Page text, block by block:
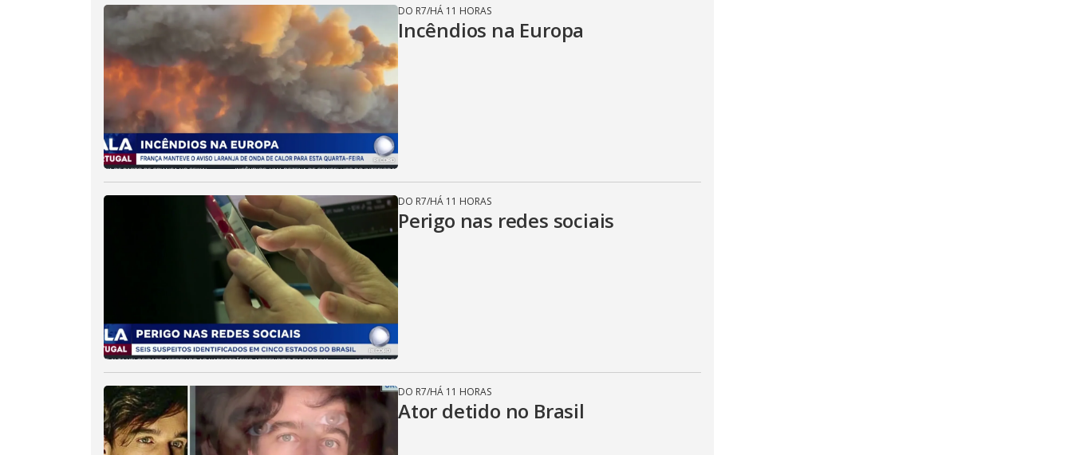
DO R7/HÁ 11 HORAS
Incêndios na Europa
DO R7/HÁ 11 HORAS
Perigo nas redes sociais
DO R7/HÁ 11 HORAS
Ator detido no Brasil